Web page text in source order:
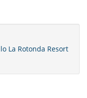
La Rotonda Resort